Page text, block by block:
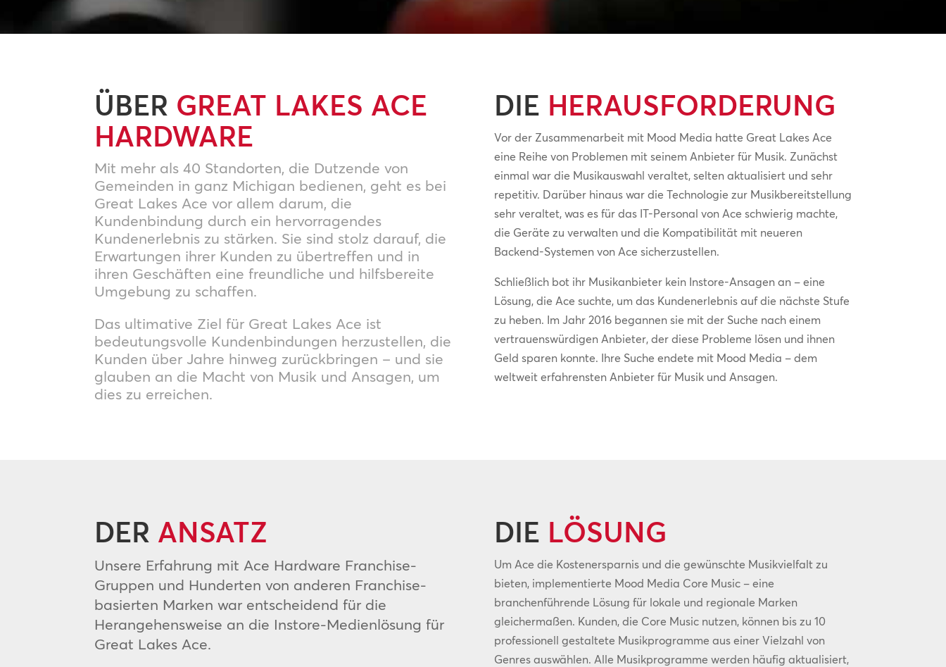
ÜBER GREAT LAKES ACE
HARDWARE
Mit mehr als 40 Standorten, die Dutzende von
Gemeinden in ganz Michigan bedienen, geht es bei
Great Lakes Ace vor allem darum, die
Kundenbindung durch ein hervorragendes
Kundenerlebnis zu stärken. Sie sind stolz darauf, die
Erwartungen ihrer Kunden zu übertreffen und in
ihren Geschäften eine freundliche und hilfsbereite
Umgebung zu schaffen.
Das ultimative Ziel für Great Lakes Ace ist
bedeutungsvolle Kundenbindungen herzustellen, die
Kunden über Jahre hinweg zurückbringen – und sie
glauben an die Macht von Musik und Ansagen, um
dies zu erreichen.
DIE HERAUSFORDERUNG
Vor der Zusammenarbeit mit Mood Media hatte Great Lakes Ace
eine Reihe von Problemen mit seinem Anbieter für Musik. Zunächst
einmal war die Musikauswahl veraltet, selten aktualisiert und sehr
repetitiv. Darüber hinaus war die Technologie zur Musikbereitstellung
sehr veraltet, was es für das IT-Personal von Ace schwierig machte,
die Geräte zu verwalten und die Kompatibilität mit neueren
Backend-Systemen von Ace sicherzustellen.
Schließlich bot ihr Musikanbieter kein Instore-Ansagen an – eine
Lösung, die Ace suchte, um das Kundenerlebnis auf die nächste Stufe
zu heben. Im Jahr 2016 begannen sie mit der Suche nach einem
vertrauenswürdigen Anbieter, der diese Probleme lösen und ihnen
Geld sparen konnte. Ihre Suche endete mit Mood Media – dem
weltweit erfahrensten Anbieter für Musik und Ansagen.
DER ANSATZ
Unsere Erfahrung mit Ace Hardware Franchise-
Gruppen und Hunderten von anderen Franchise-
basierten Marken war entscheidend für die
Herangehensweise an die Instore-Medienlösung für
Great Lakes Ace.
DIE LÖSUNG
Um Ace die Kostenersparnis und die gewünschte Musikvielfalt zu
bieten, implementierte Mood Media Core Music – eine
branchenführende Lösung für lokale und regionale Marken
gleichermaßen. Kunden, die Core Music nutzen, können bis zu 10
professionell gestaltete Musikprogramme aus einer Vielzahl von
Genres auswählen. Alle Musikprogramme werden häufig aktualisiert,